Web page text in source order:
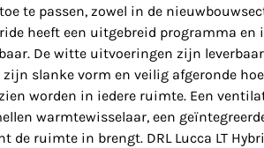
te passen, zowel in de
heeft een uitgebreid programma
De witte uitvoeringen zijn
slanke vorm en veilig afgeronde
worden in iedere ruimte. Een
warmtewisselaar, een
de ruimte in brengt. DRL Lucca LT